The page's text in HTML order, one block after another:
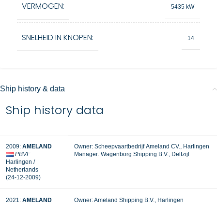
VERMOGEN: 5435 kW
SNELHEID IN KNOPEN: 14
Ship history & data
Ship history data
2009: AMELAND
PBVF
Harlingen /
Netherlands
(24-12-2009)
Owner: Scheepvaartbedrijf Ameland CV., Harlingen
Manager: Wagenborg Shipping B.V., Delfzijl
2021: AMELAND
Owner: Ameland Shipping B.V., Harlingen